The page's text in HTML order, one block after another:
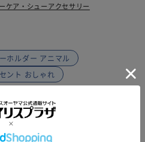
ケア・シューアクセサリー
ホルダー アニマル
ント おしゃれ
・サイズ